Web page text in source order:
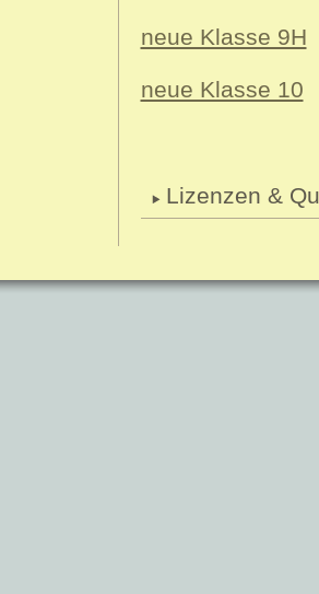
neue Klasse 9H
neue Klasse 10
Lizenzen &